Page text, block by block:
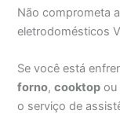
Não comprometa
eletrodomésticos
Se você está
forno,cooktop ou
o serviço de